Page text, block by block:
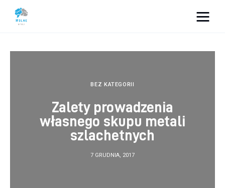
Dom i ogród
BEZ KATEGORII
Zalety prowadzenia
własnego skupu metali
szlachetnych
7 GRUDNIA, 2017